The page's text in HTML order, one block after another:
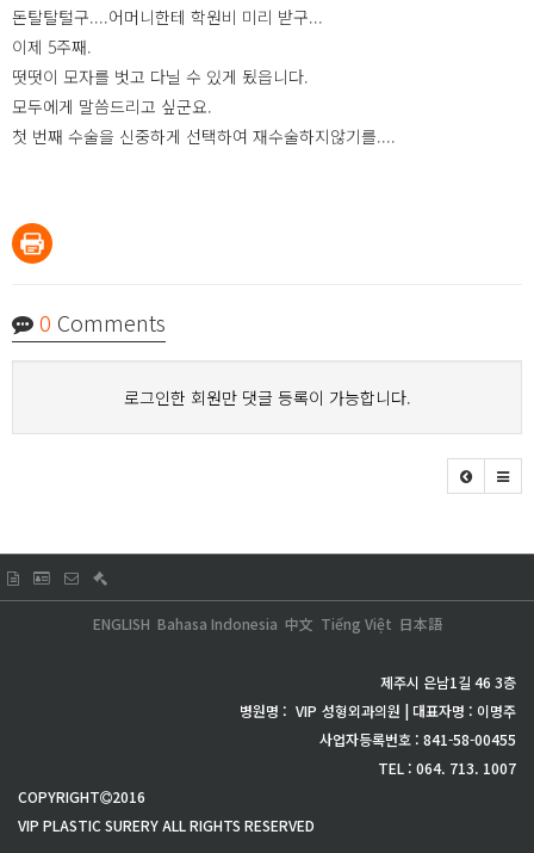
돈탈탈털구....어머니한테 학원비 미리 받구...
이제 5주째.
떳떳이 모자를 벗고 다닐 수 있게 됬읍니다.
모두에게 말씀드리고 싶군요.
첫 번째 수술을 신중하게 선택하여 재수술하지않기를....
0 Comments
로그인한 회원만 댓글 등록이 가능합니다.
日本語
Tiếng Việt
中文
Bahasa Indonesia
ENGLISH
제주시 은남1길 46 3층
병원명 : VIP 성형외과의원 | 대표자명 : 이명주
사업자등록번호 : 841-58-00455
TEL : 064. 713. 1007
COPYRIGHT
2016
VIP PLASTIC SURERY ALL RIGHTS RESERVED